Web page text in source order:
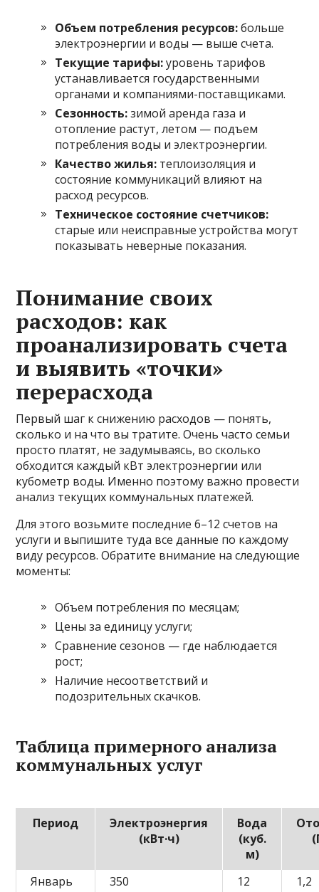
Объем потребления ресурсов:больше
электроэнергии и воды — выше счета.
Текущие тарифы:уровень тарифов
устанавливается государственными
органами и компаниями-поставщиками.
Сезонность:зимой аренда газа и
отопление растут, летом — подъем
потребления воды и электроэнергии.
Качество жилья: теплоизоляция и
состояние коммуникаций влияют на
расход ресурсов.
Техническое состояние счетчиков:
старые или неисправные устройства могут
показывать неверные показания.
Понимание своих
расходов: как
проанализировать счета
и выявить «точки»
перерасхода
Первый шаг к снижению расходов — понять,
сколько и на что вы тратите. Очень часто семьи
просто платят, не задумываясь, во сколько
обходится каждый кВт электроэнергии или
кубометр воды. Именно поэтому важно провести
анализ текущих коммунальных платежей.
Для этого возьмите последние 6–12 счетов на
услуги и выпишите туда все данные по каждому
виду ресурсов. Обратите внимание на следующие
моменты:
Объем потребления по месяцам;
Цены за единицу услуги;
Сравнение сезонов — где наблюдается
рост;
Наличие несоответствий и
подозрительных скачков.
Таблица примерного анализа
коммунальных услуг
Период
Электроэнергия
(кВт·ч)
Вода
(куб.
м)
Январь 350 12 1,2